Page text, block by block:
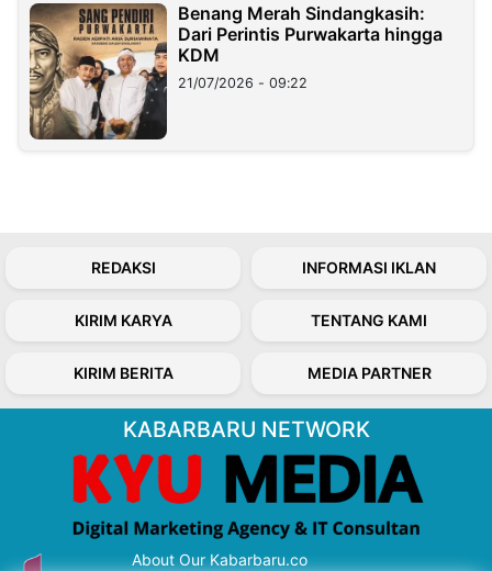
Benang Merah Sindangkasih:
Dari Perintis Purwakarta hingga
KDM
21/07/2026 - 09:22
REDAKSI INFORMASI IKLAN
KIRIM KARYA TENTANG KAMI
KIRIM BERITA MEDIA PARTNER
KABARBARU NETWORK
About Our Kabarbaru.co